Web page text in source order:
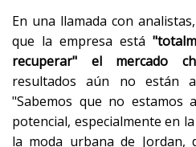
En una llamada con
que la empresa está
recuperar" el mercado
resultados aún no están
"Sabemos que no estamos
potencial, especialmente en
la moda urbana de Jordan,